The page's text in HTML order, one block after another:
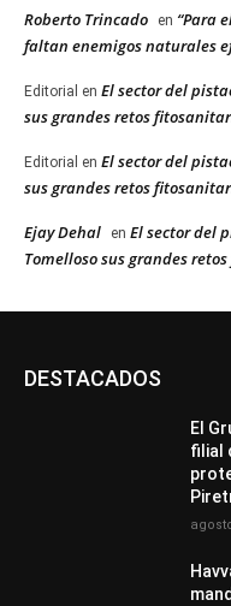
Roberto Trincado en “Para
faltan enemigos naturales
Editorial en El sector del
sus grandes retos
Editorial en El sector del
sus grandes retos
Ejay Dehal en El sector del
Tomelloso sus grandes
DESTACADOS
El
filial